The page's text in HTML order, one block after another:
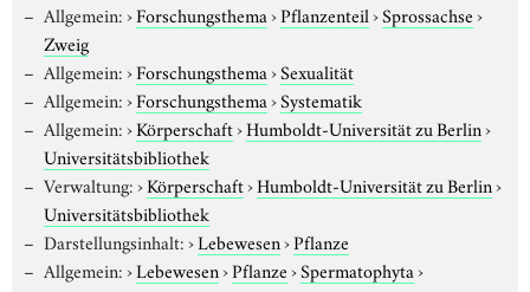
Allgemein:›Forschungsthema›Pflanzenteil›Sprossachse›
Zweig
Allgemein:›Forschungsthema›Sexualität
Allgemein:›Forschungsthema›Systematik
Allgemein:›Körperschaft›Humboldt-Universität zu Berlin›
Universitätsbibliothek
Verwaltung:›Körperschaft›Humboldt-Universität zu Berlin›
Universitätsbibliothek
Darstellungsinhalt:›Lebewesen›Pflanze
Allgemein:›Lebewesen›Pflanze›Spermatophyta›